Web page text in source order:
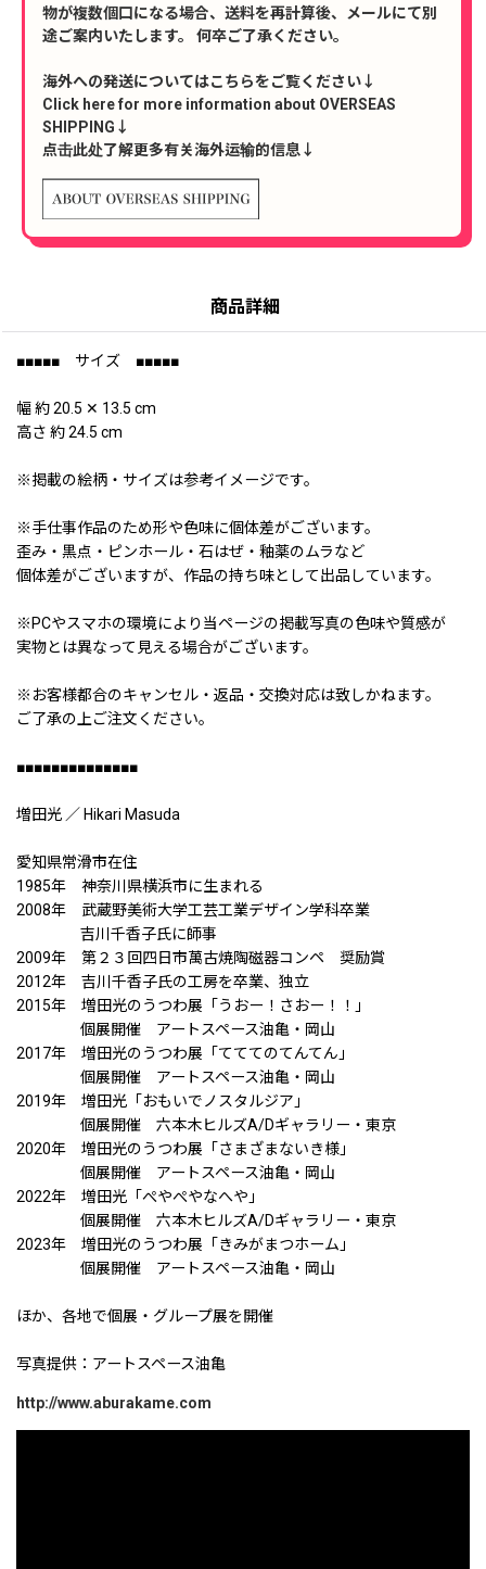
物が複数個口になる場合、送料を再計算後、メールにて別
途ご案内いたします。 何卒ご了承ください。
海外への発送についてはこちらをご覧ください↓
Click here for more information about OVERSEAS
SHIPPING↓
点击此处了解更多有关海外运输的信息↓
商品詳細
■■■■■ サイズ ■■■■■
幅 約 20.5 ✕ 13.5 cm
高さ 約 24.5 cm
※掲載の絵柄・サイズは参考イメージです。
※手仕事作品のため形や色味に個体差がございます。
歪み・黒点・ピンホール・石はぜ・釉薬のムラなど
個体差がございますが、作品の持ち味として出品しています。
※PCやスマホの環境により当ページの掲載写真の色味や質感が
実物とは異なって見える場合がございます。
※お客様都合のキャンセル・返品・交換対応は致しかねます。
ご了承の上ご注文ください。
■■■■■■■■■■■■■■
増田光 ／ Hikari Masuda
愛知県常滑市在住
1985年 神奈川県横浜市に生まれる
2008年 武蔵野美術大学工芸工業デザイン学科卒業
吉川千香子氏に師事
2009年 第２３回四日市萬古焼陶磁器コンペ 奨励賞
2012年 吉川千香子氏の工房を卒業、独立
2015年 増田光のうつわ展「うおー！さおー！！」
個展開催 アートスペース油亀・岡山
2017年 増田光のうつわ展「てててのてんてん」
個展開催 アートスペース油亀・岡山
2019年 増田光「おもいでノスタルジア」
個展開催 六本木ヒルズA/Dギャラリー・東京
2020年 増田光のうつわ展「さまざまないき様」
個展開催 アートスペース油亀・岡山
2022年 増田光「ぺやぺやなへや」
個展開催 六本木ヒルズA/Dギャラリー・東京
2023年 増田光のうつわ展「きみがまつホーム」
個展開催 アートスペース油亀・岡山
ほか、各地で個展・グループ展を開催
写真提供：アートスペース油亀
http://www.aburakame.com